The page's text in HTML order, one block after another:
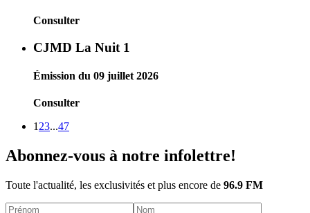
Consulter
CJMD La Nuit 1
Émission du 09 juillet 2026
Consulter
1 23...47
Abonnez-vous à notre infolettre!
Toute l'actualité, les exclusivités et plus encore de 96.9 FM